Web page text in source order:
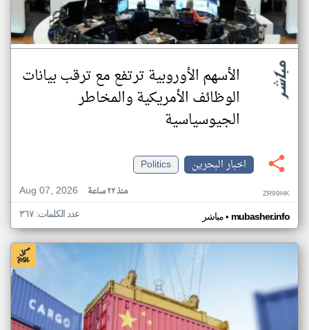
الأسهم الأوروبية ترتفع مع ترقب بيانات
الوظائف الأمريكية والمخاطر
الجيوسياسية
اخبار البحرين
Politics
Aug 07, 2026
منذ ٢٢ ساعة ZR99HK
مباشر• mubasher.info عدد الكلمات: ٣٦٧